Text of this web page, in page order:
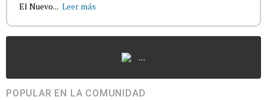
El Nuevo... Leer más
...
POPULAR EN LA COMUNIDAD